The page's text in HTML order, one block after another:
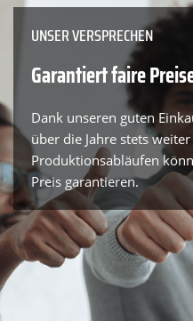
UNSER VERSPRECHEN
Garantiert faire
Dank unseren guten
über die Jahre stets
Produktionsabläufen
Preis garantieren.